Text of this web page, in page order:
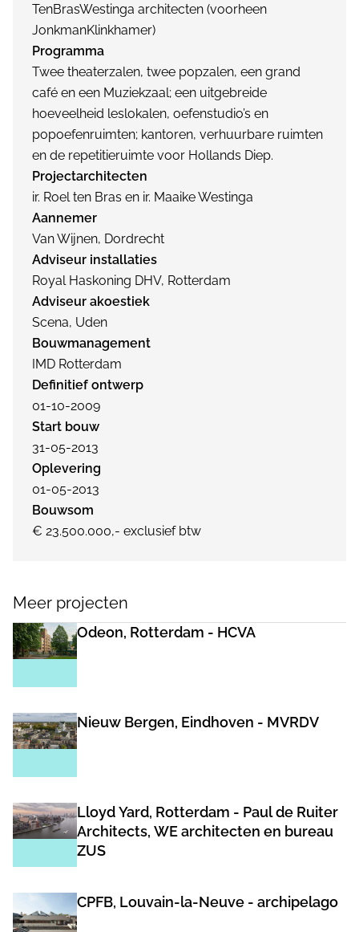
TenBrasWestinga architecten (voorheen
JonkmanKlinkhamer)
Programma
Twee theaterzalen, twee popzalen, een grand
café en een Muziekzaal; een uitgebreide
hoeveelheid leslokalen, oefenstudio’s en
popoefenruimten; kantoren, verhuurbare ruimten
en de repetitieruimte voor Hollands Diep.
Projectarchitecten
ir. Roel ten Bras en ir. Maaike Westinga
Aannemer
Van Wijnen, Dordrecht
Adviseur installaties
Royal Haskoning DHV, Rotterdam
Adviseur akoestiek
Scena, Uden
Bouwmanagement
IMD Rotterdam
Definitief ontwerp
01-10-2009
Start bouw
31-05-2013
Oplevering
01-05-2013
Bouwsom
€ 23.500.000,- exclusief btw
Meer projecten
Odeon, Rotterdam - HCVA
Nieuw Bergen, Eindhoven - MVRDV
Lloyd Yard, Rotterdam - Paul de Ruiter
Architects, WE architecten en bureau
ZUS
CPFB, Louvain-la-Neuve - archipelago